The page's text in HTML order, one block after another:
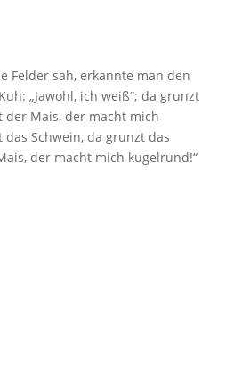
Felder sah, erkannte man den
„Jawohl, ich weiß“; da grunzt
der Mais, der macht mich
Schwein, da grunzt das
der macht mich kugelrund!“